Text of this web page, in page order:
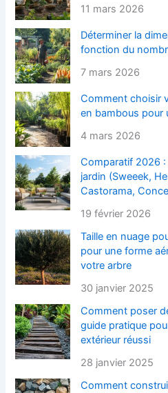
11 mars 2026
Déterminer la
fonction du
7 mars 2026
Comment choisir
en bambous pour
4 mars 2026
Comparatif 2026
jardin (Sweeek,
Castorama,
19 février 2026
Taille en nuage
pour une forme
votre arbre
30 janvier 2025
Comment poser
guide pratique
extérieur réussi
28 janvier 2025
Comment